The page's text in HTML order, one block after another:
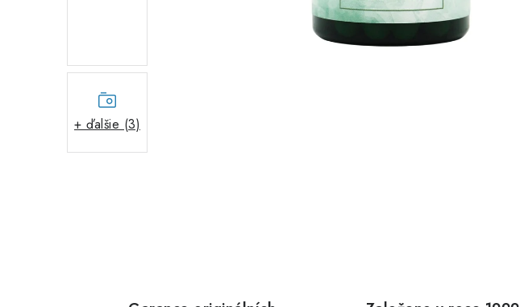
+ ďalšie (3)